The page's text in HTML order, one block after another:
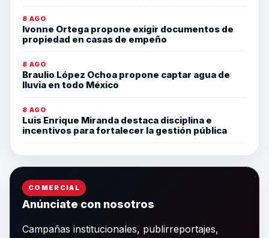
8 AGO
Ivonne Ortega propone exigir documentos de
propiedad en casas de empeño
8 AGO
Braulio López Ochoa propone captar agua de
lluvia en todo México
8 AGO
Luis Enrique Miranda destaca disciplina e
incentivos para fortalecer la gestión pública
COMERCIAL
Anúnciate con nosotros
Campañas institucionales, publirreportajes,